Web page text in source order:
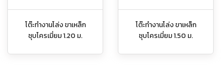
โต๊ะทำงานโล่ง ขาเหล็ก
ชุบโครเมี่ยม 1.20 ม.
โต๊ะทำงานโล่ง ขาเหล็ก
ชุบโครเมี่ยม 1.50 ม.